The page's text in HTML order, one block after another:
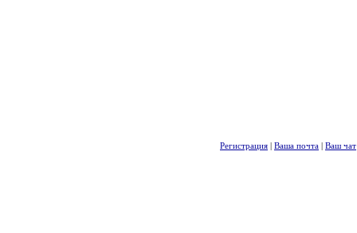
Регистрация | Ваша почта | Ваш чат